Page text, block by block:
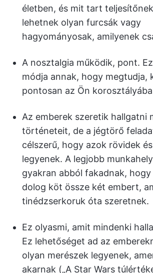
életben, és mit tart
lehetnek olyan furcsák vagy
hagyományosak, amilyenek
A nosztalgia működik, pont.
módja annak, hogy megtudja,
pontosan az Ön
Az emberek szeretik hallgatni
történeteit, de a jégtörő
célszerű, hogy azok rövidek
legyenek. A legjobb
gyakran abból fakadnak, hogy
dolog köt össze két embert,
tinédzserkoruk óta szeretnek.
Ez olyasmi, amit mindenki
Ez lehetőséget ad az
olyan merészek legyenek,
akarnak („A Star Wars